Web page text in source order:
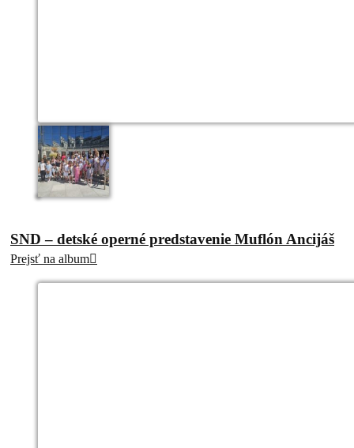
SND – detské operné predstavenie Muflón Ancijáš
Prejsť na album